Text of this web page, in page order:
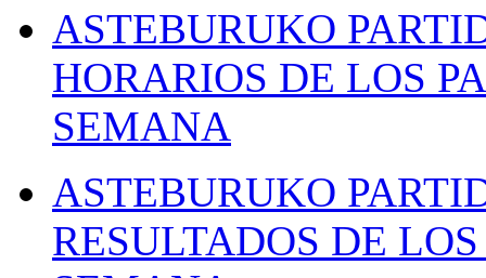
ASTEBURUKO
HORARIOS DE LOS
SEMANA
ASTEBURUKO
RESULTADOS DE